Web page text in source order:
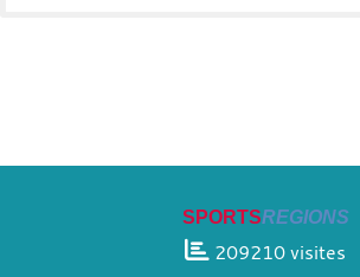
SPORTSREGIONS
209210visites